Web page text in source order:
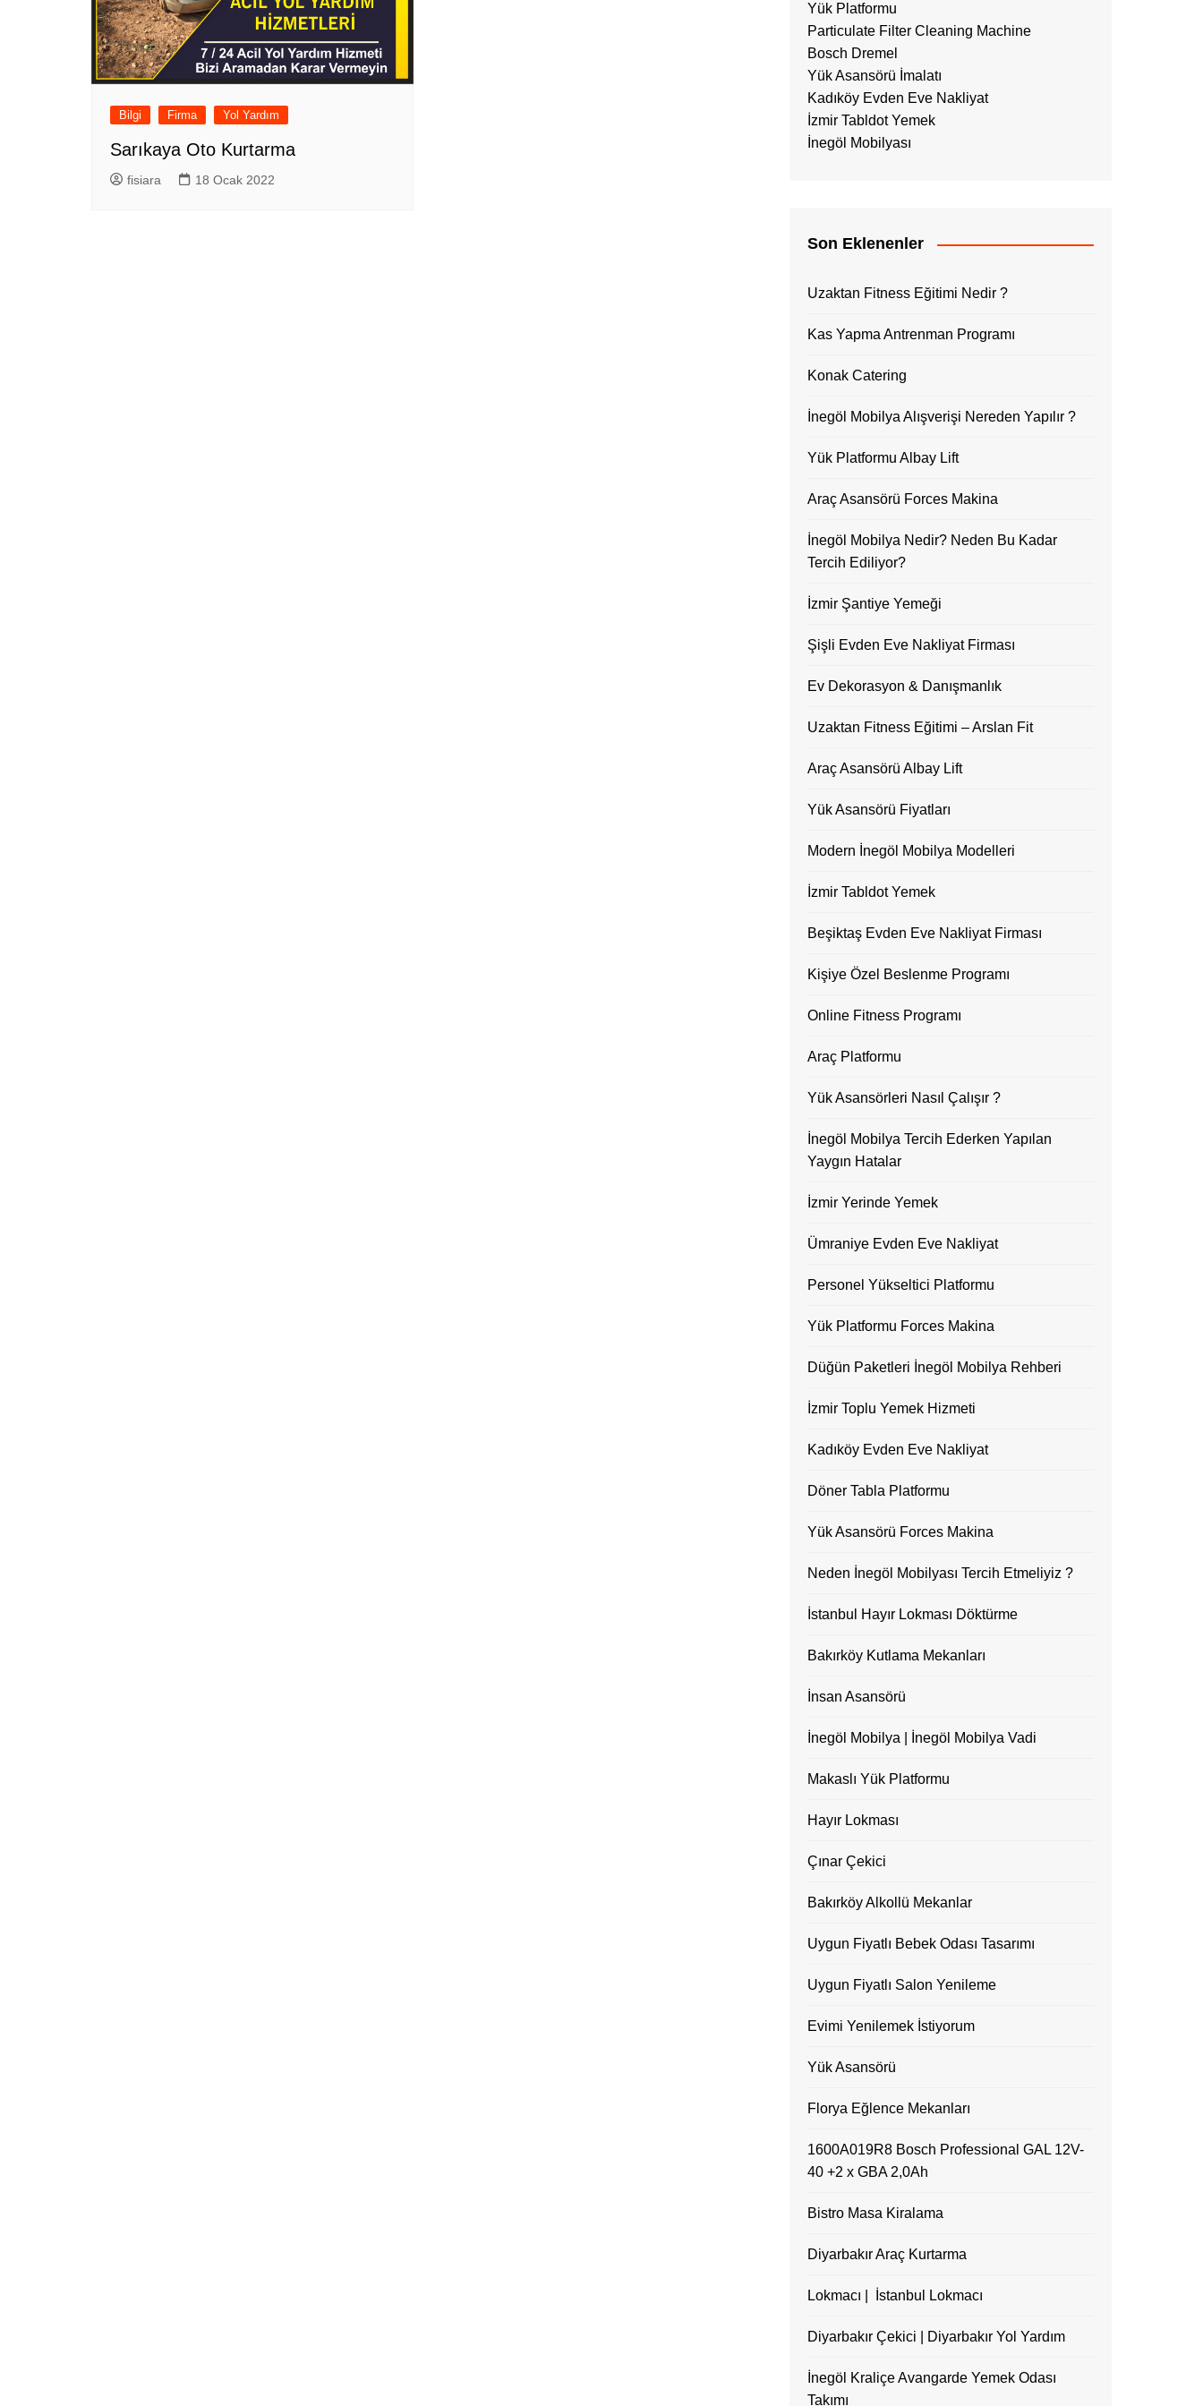
Bilgi Firma Yol Yardım
Sarıkaya Oto Kurtarma
fisiara 18 Ocak 2022
Yük Platformu
Particulate Filter Cleaning Machine
Bosch Dremel
Yük Asansörü İmalatı
Kadıköy Evden Eve Nakliyat
İzmir Tabldot Yemek
İnegöl Mobilyası
Son Eklenenler
Uzaktan Fitness Eğitimi Nedir ?
Kas Yapma Antrenman Programı
Konak Catering
İnegöl Mobilya Alışverişi Nereden Yapılır ?
Yük Platformu Albay Lift
Araç Asansörü Forces Makina
İnegöl Mobilya Nedir? Neden Bu Kadar
Tercih Ediliyor?
İzmir Şantiye Yemeği
Şişli Evden Eve Nakliyat Firması
Ev Dekorasyon & Danışmanlık
Uzaktan Fitness Eğitimi – Arslan Fit
Araç Asansörü Albay Lift
Yük Asansörü Fiyatları
Modern İnegöl Mobilya Modelleri
İzmir Tabldot Yemek
Beşiktaş Evden Eve Nakliyat Firması
Kişiye Özel Beslenme Programı
Online Fitness Programı
Araç Platformu
Yük Asansörleri Nasıl Çalışır ?
İnegöl Mobilya Tercih Ederken Yapılan
Yaygın Hatalar
İzmir Yerinde Yemek
Ümraniye Evden Eve Nakliyat
Personel Yükseltici Platformu
Yük Platformu Forces Makina
Düğün Paketleri İnegöl Mobilya Rehberi
İzmir Toplu Yemek Hizmeti
Kadıköy Evden Eve Nakliyat
Döner Tabla Platformu
Yük Asansörü Forces Makina
Neden İnegöl Mobilyası Tercih Etmeliyiz ?
İstanbul Hayır Lokması Döktürme
Bakırköy Kutlama Mekanları
İnsan Asansörü
İnegöl Mobilya | İnegöl Mobilya Vadi
Makaslı Yük Platformu
Hayır Lokması
Çınar Çekici
Bakırköy Alkollü Mekanlar
Uygun Fiyatlı Bebek Odası Tasarımı
Uygun Fiyatlı Salon Yenileme
Evimi Yenilemek İstiyorum
Yük Asansörü
Florya Eğlence Mekanları
1600A019R8 Bosch Professional GAL 12V-
40 +2 x GBA 2,0Ah
Bistro Masa Kiralama
Diyarbakır Araç Kurtarma
Lokmacı | İstanbul Lokmacı
Diyarbakır Çekici | Diyarbakır Yol Yardım
İnegöl Kraliçe Avangarde Yemek Odası
Takımı